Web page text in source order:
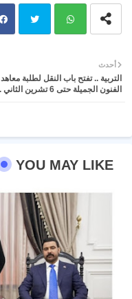
ter atsa
أحدث
التربية .. تفتح باب النقل لطلبة معاهد
الفنون الجميلة حتى 6 تشرين الثاني .
YOU MAY LIKE